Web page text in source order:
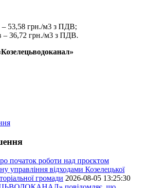
– 53,58 грн./м3 з ПДВ;
– 36,72 грн./м3 з ПДВ.
Козелецьводоканал»
початок роботи над проєктом
управління відходами Козелецької
громади 2026-08-05 13:25:30